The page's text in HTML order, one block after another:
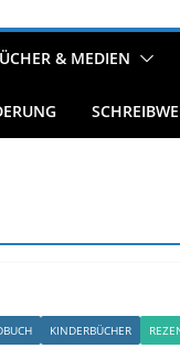
& MEDIEN
KINDERBÜCHER